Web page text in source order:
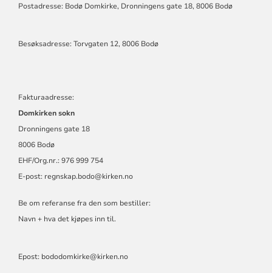
Postadresse: Bodø Domkirke, Dronningens gate 18, 8006 Bodø
Besøksadresse: Torvgaten 12, 8006 Bodø
Fakturaadresse:
Domkirken sokn
Dronningens gate 18
8006 Bodø
EHF/Org.nr.: 976 999 754
E-post: regnskap.bodo@kirken.no
Be om referanse fra den som bestiller:
Navn + hva det kjøpes inn til.
Epost: bododomkirke@kirken.no